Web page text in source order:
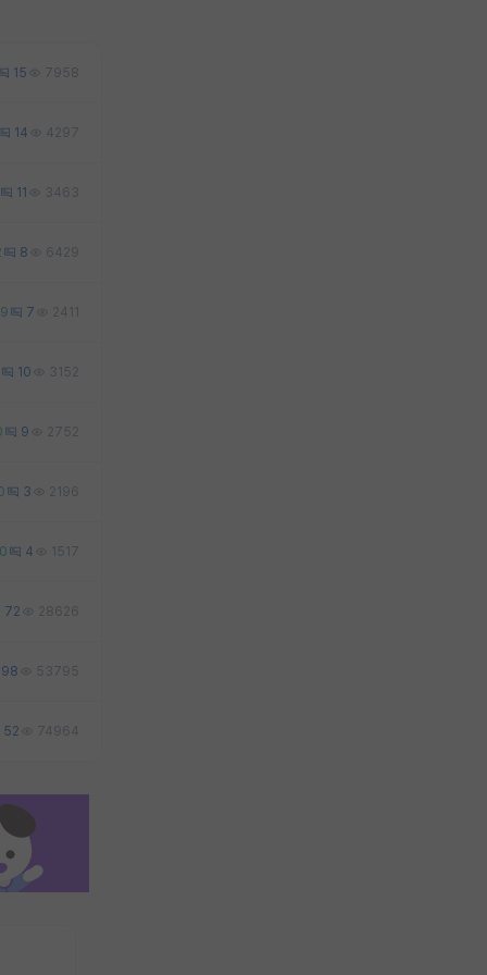
15 7958
14 4297
11 3463
8 6429
9 7 2411
10 3152
9 2752
3 2196
0 4 1517
72 28626
98 53795
52 74964